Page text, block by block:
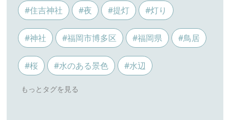
#住吉神社 #夜 #提灯 #灯り
#神社 #福岡市博多区 #福岡県 #鳥居
#桜 #水のある景色 #水辺